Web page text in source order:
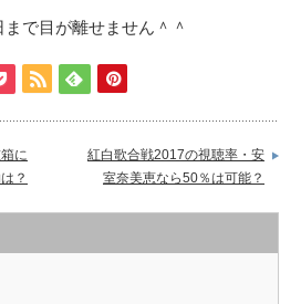
で目が離せません＾＾
に
？
紅白歌合戦2017の視聴率・安
室奈美恵なら50％は可能？